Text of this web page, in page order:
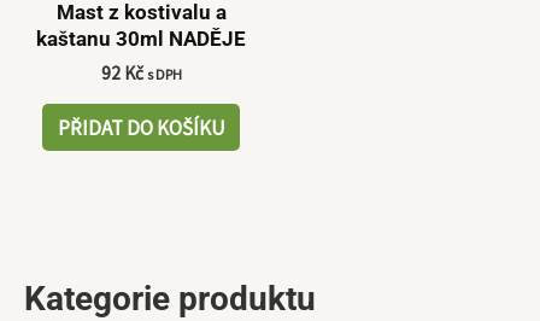
Kategorie produktu
Mast z kostivalu a
kaštanu 30ml NADĚJE
92 Kč s DPH
PŘIDAT DO KOŠÍKU